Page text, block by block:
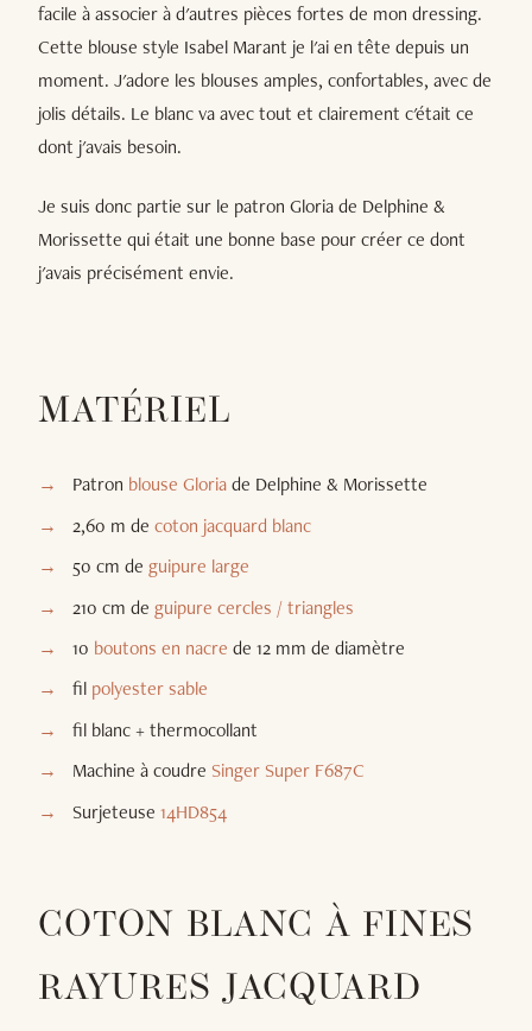
facile à associer à d'autres pièces fortes de mon dressing.
Cette blouse style Isabel Marant je l'ai en tête depuis un
moment. J'adore les blouses amples, confortables, avec de
jolis détails. Le blanc va avec tout et clairement c'était ce
dont j'avais besoin.
Je suis donc partie sur le patron Gloria de Delphine &
Morissette qui était une bonne base pour créer ce dont
j'avais précisément envie.
MATÉRIEL
Patron blouse Gloriade Delphine & Morissette
2,60 m de coton jacquard blanc
50 cm de guipure large
210 cm de guipure cercles / triangles
10 boutons en nacre de 12 mm de diamètre
fil polyester sable
fil blanc + thermocollant
Machine à coudre Singer Super F687C
Surjeteuse 14HD854
COTON BLANC À FINES
RAYURES JACQUARD